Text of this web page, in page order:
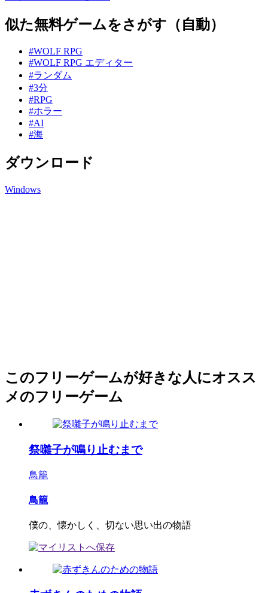
似た無料ゲームをさがす（自動）
#WOLF RPG
#WOLF RPG エディター
#ランダム
#3分
#RPG
#ホラー
#AI
#海
ダウンロード
Windows
このフリーゲームが好きな人にオスス
メのフリーゲーム
祭囃子が鳴り止むまで
鳥籠
鳥籠
僕の、懐かしく、切ない思い出の物語